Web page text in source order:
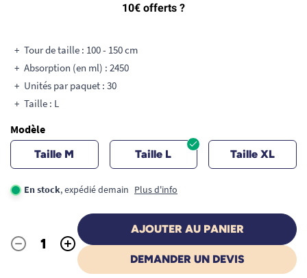
Tour de taille : 100 - 150 cm
Absorption (en ml) : 2450
Unités par paquet : 30
Taille : L
Modèle
Taille M Taille L Taille XL
En stock, expédié demain Plus d'info
Quantité
- +
AJOUTER AU PANIER
DEMANDER UN DEVIS